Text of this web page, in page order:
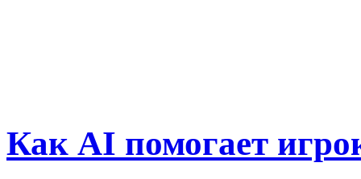
Как AI помогает